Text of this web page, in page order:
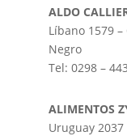
ALDO
Líbano 1579 –
Negro
Tel: 0298 –
ALIMENTOS
Uruguay 2037